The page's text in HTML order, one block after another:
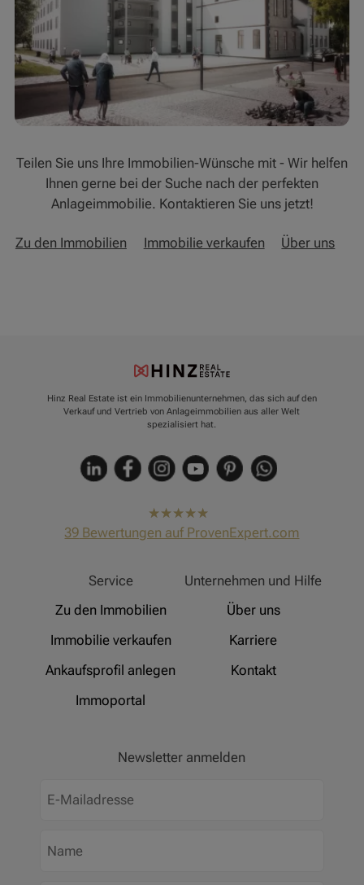
Teilen Sie uns Ihre Immobilien-Wünsche mit - Wir helfen
Ihnen gerne bei der Suche nach der perfekten
Anlageimmobilie. Kontaktieren Sie uns jetzt!
Zu den Immobilien Immobilie verkaufen Über uns
Hinz Real Estate ist ein Immobilienunternehmen, das sich auf den
Verkauf und Vertrieb von Anlageimmobilien aus aller Welt
spezialisiert hat.
hat4,91
von5
39 Bewertungen auf ProvenExpert.com
Service
Zu den Immobilien
Immobilie verkaufen
Ankaufsprofil anlegen
Immoportal
Unternehmen und Hilfe
Über uns
Karriere
Kontakt
Newsletter anmelden